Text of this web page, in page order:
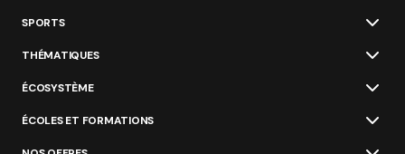
SPORTS
THÉMATIQUES
ÉCOSYSTÈME
ÉCOLES ET FORMATIONS